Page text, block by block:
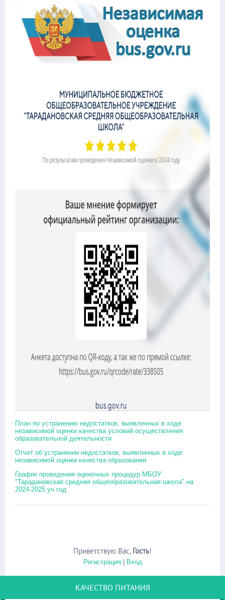
План по устранению недостатков, выявленных в ходе
независимой оценки качества условий осуществления
образовательной деятельности
Отчет об устранении недостатков, выявленных в ходе
независимой оценки качества образования
График проведения оценочных процедур МБОУ
"Тарадановская средняя общеобразовательная школа" на
2024-2025 уч.год
Приветствую Вас, Гость!
Регистрация| Вход
КАЧЕСТВО ПИТАНИЯ